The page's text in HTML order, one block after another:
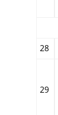
28
29